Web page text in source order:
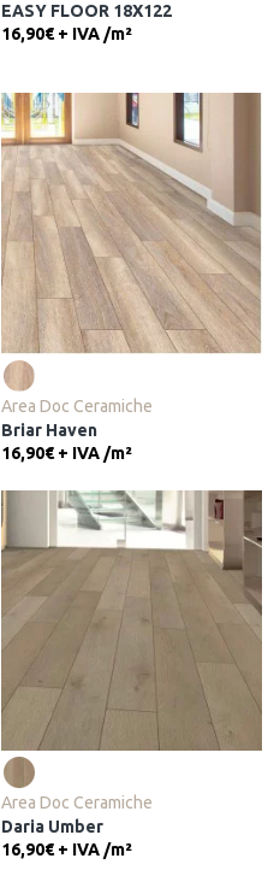
EASY FLOOR 18X122
16,90€ + IVA/m²
Area Doc Ceramiche
Briar Haven
16,90€ + IVA /m²
Area Doc Ceramiche
Daria Umber
16,90€ + IVA/m²